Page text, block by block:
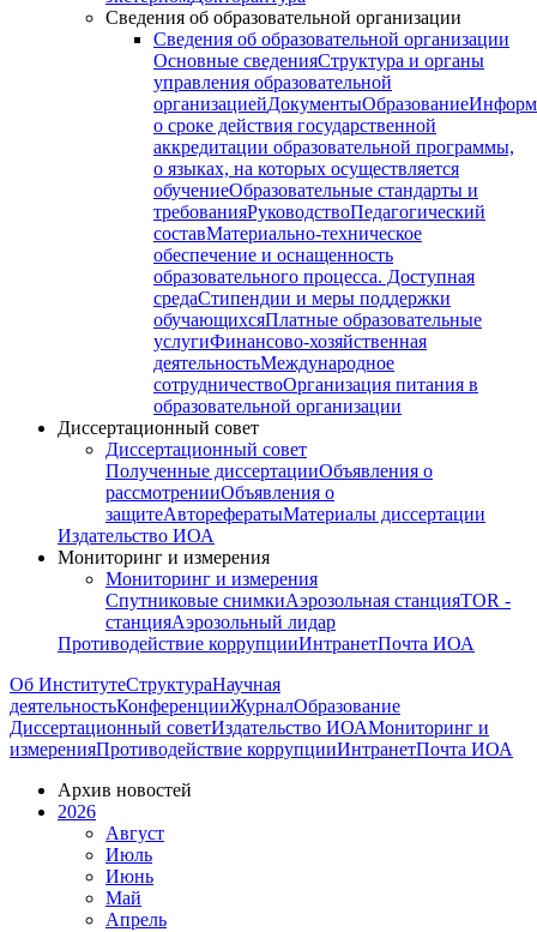
Сведения об образовательной организации
Сведения об образовательной организации
Основные сведенияСтруктура и органы
управления образовательной
организациейДокументыОбразование
о сроке действия государственной
аккредитации образовательной программы,
о языках, на которых осуществляется
обучениеОбразовательные стандарты и
требованияРуководствоПедагогический
составМатериально-техническое
обеспечение и оснащенность
образовательного процесса. Доступная
средаСтипендии и меры поддержки
обучающихсяПлатные образовательные
услугиФинансово-хозяйственная
деятельностьМеждународное
сотрудничествоОрганизация питания в
образовательной организации
Диссертационный совет
Диссертационный совет
Полученные диссертацииОбъявления о
рассмотренииОбъявления о
защитеАвторефератыМатериалы диссертации
Издательство ИОА
Мониторинг и измерения
Мониторинг и измерения
Спутниковые снимкиАэрозольная станцияTOR -
станцияАэрозольный лидар
Противодействие коррупцииИнтранетПочта ИОА
Об ИнститутеСтруктураНаучная
деятельностьКонференцииЖурналОбразование
Диссертационный советИздательство ИОАМониторинг и
измеренияПротиводействие коррупцииИнтранетПочта ИОА
Архив новостей
2026
Август
Июль
Июнь
Май
Апрель